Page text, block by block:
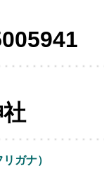
ガナ）